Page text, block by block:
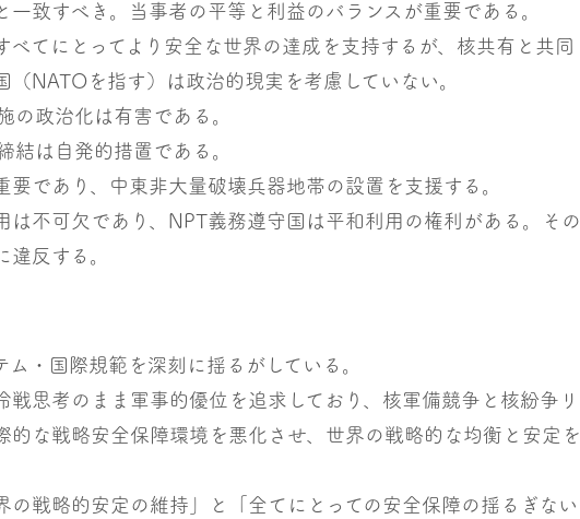
一致すべき。当事者の平等と利益のバランスが重要である。
べてにとってより安全な世界の達成を支持するが、核共有と共同
（NATOを指す）は政治的現実を考慮していない。
の政治化は有害である。
結は自発的措置である。
要であり、中東非大量破壊兵器地帯の設置を支援する。
は不可欠であり、NPT義務遵守国は平和利用の権利がある。その
違反する。
ム・国際規範を深刻に揺るがしている。
戦思考のまま軍事的優位を追求しており、核軍備競争と核紛争リ
的な戦略安全保障環境を悪化させ、世界の戦略的な均衡と安定を
の戦略的安定の維持」と「全てにとっての安全保障の揺るぎない